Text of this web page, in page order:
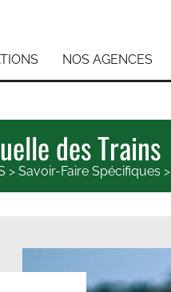
NOS AGENCES
des Trains
> Savoir-Faire Spécifiques >